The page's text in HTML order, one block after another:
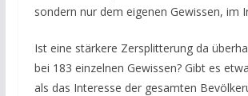
sondern nur dem eigenen Gewissen, im
Ist eine stärkere Zersplitterung da
bei 183 einzelnen Gewissen? Gibt es
als das Interesse der gesamten